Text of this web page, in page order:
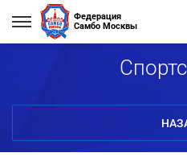
Федерация
Самбо Москвы